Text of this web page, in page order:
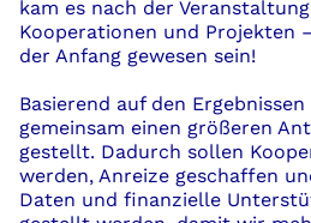
kam es nach der
Kooperationen und Projekten
der Anfang gewesen sein!
Basierend auf den
gemeinsam einen größeren
gestellt. Dadurch sollen
werden, Anreize geschaffen
Daten und finanzielle